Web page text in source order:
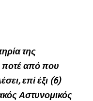
της
ποτέ από που
επί έξι (6)
Αστυνομικός